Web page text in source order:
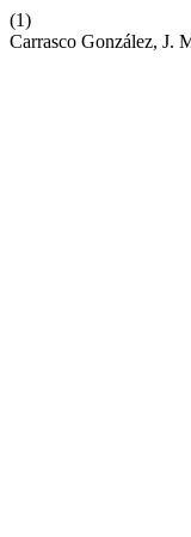
(1)
Carrasco González, J.